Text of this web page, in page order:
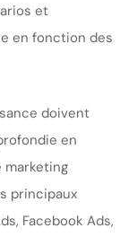
et
en fonction des
doivent
en
principaux
Facebook Ads,